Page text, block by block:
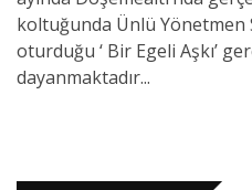
koltuğunda Ünlü Yönetmen
oturduğu ‘ Bir Egeli Aşkı’
dayanmaktadır...